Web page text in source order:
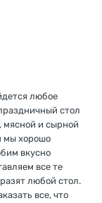
любое
стол
мясной и сырной
мы хорошо
вкусно
все те
любой стол.
все, что